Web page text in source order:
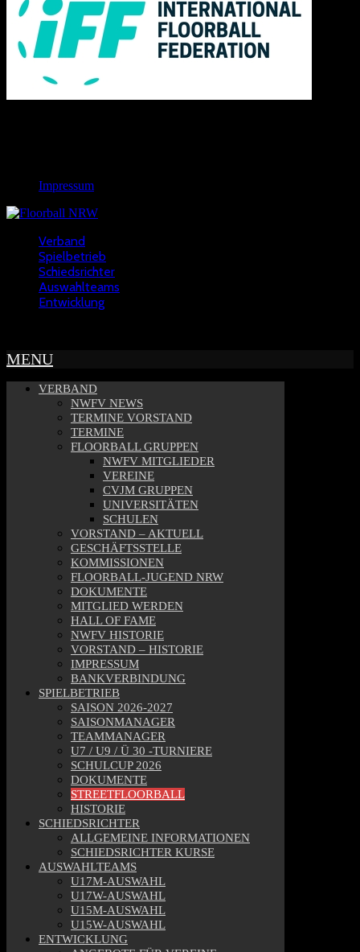
Impressum
Verband
Spielbetrieb
Schiedsrichter
Auswahlteams
Entwicklung
MENU
VERBAND
NWFV NEWS
TERMINE VORSTAND
TERMINE
FLOORBALL GRUPPEN
NWFV MITGLIEDER
VEREINE
CVJM GRUPPEN
UNIVERSITÄTEN
SCHULEN
VORSTAND – AKTUELL
GESCHÄFTSSTELLE
KOMMISSIONEN
FLOORBALL-JUGEND NRW
DOKUMENTE
MITGLIED WERDEN
HALL OF FAME
NWFV HISTORIE
VORSTAND – HISTORIE
IMPRESSUM
BANKVERBINDUNG
SPIELBETRIEB
SAISON 2026-2027
SAISONMANAGER
TEAMMANAGER
U7 / U9 / Ü 30 -TURNIERE
SCHULCUP 2026
DOKUMENTE
STREETFLOORBALL
HISTORIE
SCHIEDSRICHTER
ALLGEMEINE INFORMATIONEN
SCHIEDSRICHTER KURSE
AUSWAHLTEAMS
U17M-AUSWAHL
U17W-AUSWAHL
U15M-AUSWAHL
U15W-AUSWAHL
ENTWICKLUNG